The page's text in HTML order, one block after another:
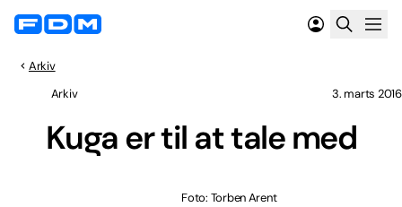
Arkiv
Kuga er til at tale med
Arkiv 3. marts 2016
Foto: Torben Arent